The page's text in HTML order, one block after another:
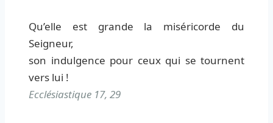
Qu’elle est grande la miséricorde du
Seigneur,
son indulgence pour ceux qui se tournent
vers lui !
Ecclésiastique 17, 29